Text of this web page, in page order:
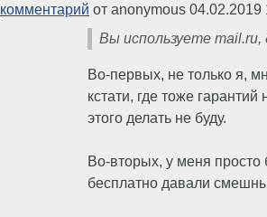
комментарий от anonymous 04.02.2019
Вы используете
Во-первых, не только я,
кстати, где тоже
этого делать не буду.
Во-вторых, у меня просто
бесплатно давали